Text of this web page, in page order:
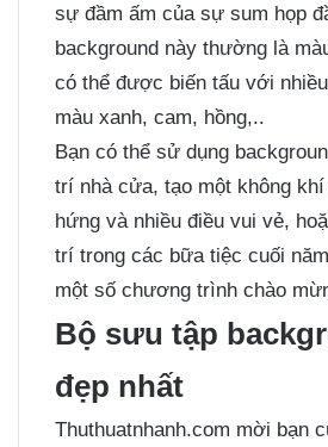
sự đầm ấm của sự sum họp
background này thường là
có thể được biến tấu với
màu xanh, cam, hồng,..
Bạn có thể sử dụng
trí nhà cửa, tạo một không
hứng và nhiều điều vui vẻ,
trí trong các bữa tiệc cuối
một số chương trình chào
Bộ sưu tập
đẹp nhất
Thuthuatnhanh.com mời bạn